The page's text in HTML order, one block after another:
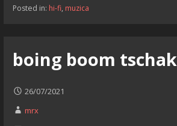
Posted in: hi-fi, muzica
boing boom tschak
26/07/2021
mrx